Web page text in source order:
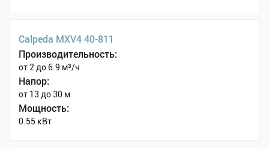
Calpeda MXV4 40-811
Производительность:
от 2 до 6.9 м³/ч
Напор:
от 13 до 30 м
Мощность:
0.55 кВт